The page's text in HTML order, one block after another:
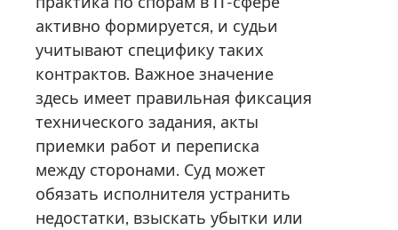
активно формируется, и судьи
учитывают специфику таких
контрактов. Важное значение
здесь имеет правильная фиксация
технического задания, акты
приемки работ и переписка
между сторонами. Суд может
обязать исполнителя устранить
недостатки, взыскать убытки или